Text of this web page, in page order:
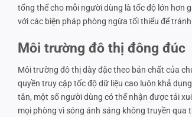
tổng thể cho mỗi người dùng là tốc độ lớn hơn
với các biện pháp phòng ngừa tối thiểu để
Môi trường đô thị đông đúc
Môi trường đô thị dày đặc theo bản chất của
quyền truy cập tốc độ dữ liệu cao luôn khả
tân, một số người dùng có thể nhận được tải
mọi phòng vì sóng ánh sáng không truyền qua